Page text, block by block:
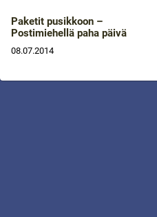
Paketit pusikkoon –
Postimiehellä paha päivä
08.07.2014